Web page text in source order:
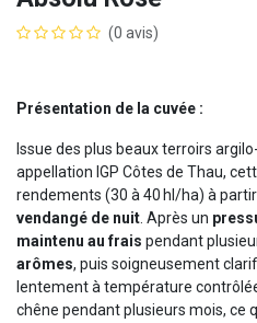
(0 avis)
Présentation de la cuvée :
Issue des plus beaux terroirs
appellation IGP Côtes de Thau,
rendements (30 à 40 hl/ha) à
vendangé de nuit. Après un
maintenu au frais pendant
arômes, puis soigneusement
lentement à température
chêne pendant plusieurs mois, ce